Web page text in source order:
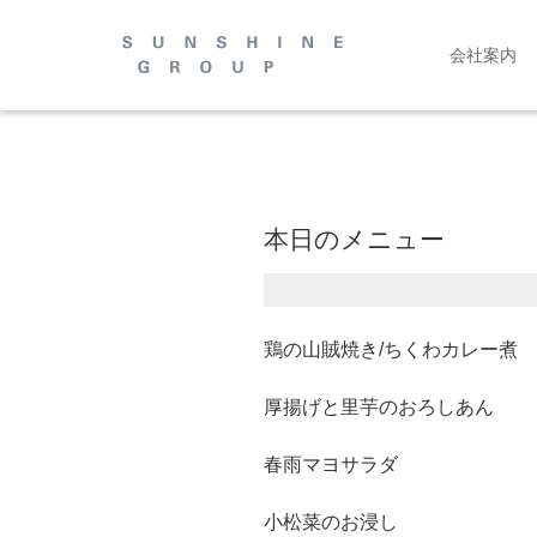
会社案内
本日のメニュー
鶏の山賊焼き/ちくわカレー煮
厚揚げと里芋のおろしあん
春雨マヨサラダ
小松菜のお浸し